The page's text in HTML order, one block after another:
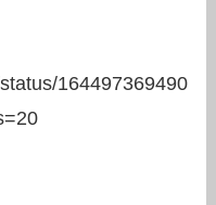
164497369490